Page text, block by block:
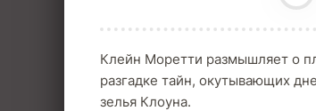
Клейн Моретти размышляет о
разгадке тайн, окутывающих
зелья Клоуна.